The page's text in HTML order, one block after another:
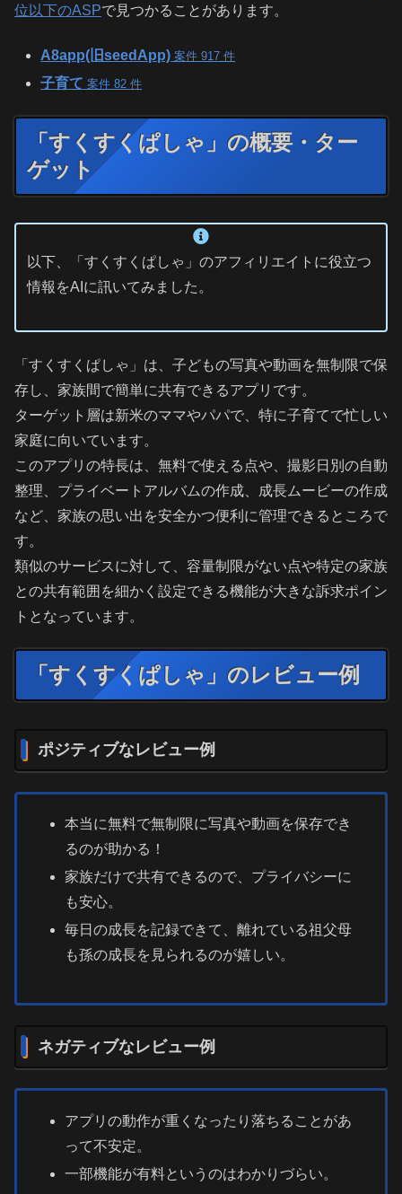
位以下のASPで見つかることがあります。
A8app(旧seedApp) 案件 917 件
子育て 案件 82 件
「すくすくぱしゃ」の概要・ター
ゲット
以下、「すくすくぱしゃ」のアフィリエイトに役立つ
情報をAIに訊いてみました。
「すくすくぱしゃ」は、子どもの写真や動画を無制限で保
存し、家族間で簡単に共有できるアプリです。
ターゲット層は新米のママやパパで、特に子育てで忙しい
家庭に向いています。
このアプリの特長は、無料で使える点や、撮影日別の自動
整理、プライベートアルバムの作成、成長ムービーの作成
など、家族の思い出を安全かつ便利に管理できるところで
す。
類似のサービスに対して、容量制限がない点や特定の家族
との共有範囲を細かく設定できる機能が大きな訴求ポイン
トとなっています。
「すくすくぱしゃ」のレビュー例
ポジティブなレビュー例
本当に無料で無制限に写真や動画を保存でき
るのが助かる！
家族だけで共有できるので、プライバシーに
も安心。
毎日の成長を記録できて、離れている祖父母
も孫の成長を見られるのが嬉しい。
ネガティブなレビュー例
アプリの動作が重くなったり落ちることがあ
って不安定。
一部機能が有料というのはわかりづらい。